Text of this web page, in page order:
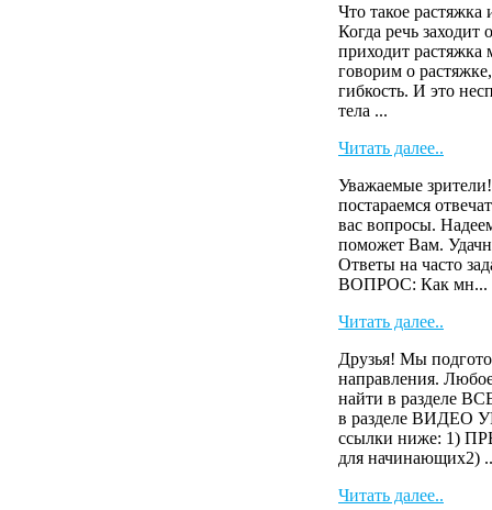
Что такое
Когда речь заходит
приходит
говорим о
гибкость. И это
тела ...
Читать далее..
Уважаемые
постараемся
вас вопросы.
поможет Вам.
Ответы на часто
ВОПРОС: Как мн...
Читать далее..
Друзья! Мы
направления.
найти в разделе
в разделе ВИДЕО
ссылки ниже: 1)
для начинающих2)
Читать далее..